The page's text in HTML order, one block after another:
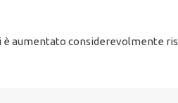
aumentato considerevolmente